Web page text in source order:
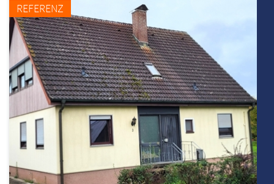
REFERENZ